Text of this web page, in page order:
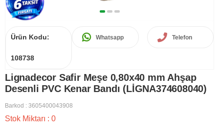
Ürün Kodu:
108738
Whatsapp Telefon
Lignadecor Safir Meşe 0,80x40 mm Ahşap
Desenli PVC Kenar Bandı (LİGNA374608040)
Barkod : 3605400043908
Stok Miktarı : 0